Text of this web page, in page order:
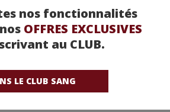
nos fonctionnalités
OFFRES EXCLUSIVES
au CLUB.
LE CLUB SANG
la médiathèque .
, et aussi je suis fan de